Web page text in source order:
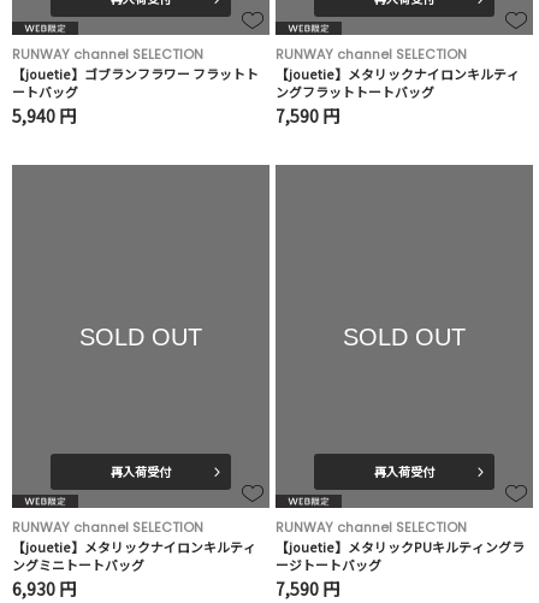
RUNWAY channel SELECTION
【jouetie】ゴブランフラワー フラットト
ートバッグ
5,940 円
RUNWAY channel SELECTION
【jouetie】メタリックナイロンキルティ
ングフラットトートバッグ
7,590 円
SOLD OUT
再入荷受付
RUNWAY channel SELECTION
【jouetie】メタリックナイロンキルティ
ングミニトートバッグ
6,930 円
SOLD OUT
再入荷受付
RUNWAY channel SELECTION
【jouetie】メタリックPUキルティングラ
ージトートバッグ
7,590 円